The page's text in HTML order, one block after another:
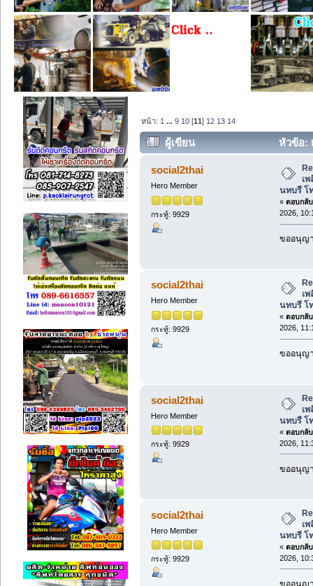
หน้า: 1 ...9 10 [11] 12 13 14
ผู้เขียน
หัวข้อ:
หลักสี่ นนทบรี โทร.089-2061016 (อ่
social2thai
Hero Member
กระทู้: 9929
เ
นทบรี โ
« ตอบกลั
2026,
ขออนุญ
social2thai
Hero Member
กระทู้: 9929
เ
นทบรี โ
« ตอบกลั
2026,
ขออนุญ
social2thai
Hero Member
กระทู้: 9929
เ
นทบรี โ
« ตอบกลั
2026,
ขออนุญ
social2thai
Hero Member
กระทู้: 9929
เ
นทบรี โ
« ตอบกลั
2026,
ขออนุญ